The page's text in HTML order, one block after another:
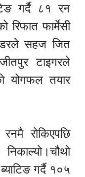
गर्दै ८१ रन
रिफात फार्मेसी
सहज जित
टाइगरले
योगफल तयार
रोकिएपछि
गर्दै १०५